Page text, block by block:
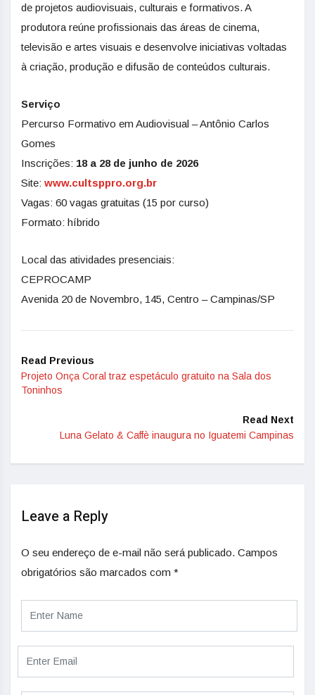
de projetos audiovisuais, culturais e formativos. A
produtora reúne profissionais das áreas de cinema,
televisão e artes visuais e desenvolve iniciativas voltadas
à criação, produção e difusão de conteúdos culturais.
Serviço
Percurso Formativo em Audiovisual – Antônio Carlos
Gomes
Inscrições: 18 a 28 de junho de 2026
Site: www.cultsppro.org.br
Vagas: 60 vagas gratuitas (15 por curso)
Formato: híbrido
Local das atividades presenciais:
CEPROCAMP
Avenida 20 de Novembro, 145, Centro – Campinas/SP
Read Previous
Projeto Onça Coral traz espetáculo gratuito na Sala dos
Toninhos
Read Next
Luna Gelato & Caffè inaugura no Iguatemi Campinas
Leave a Reply
O seu endereço de e-mail não será publicado. Campos
obrigatórios são marcados com *